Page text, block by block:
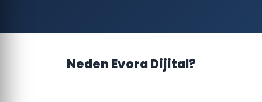
Neden Evora Dijital?